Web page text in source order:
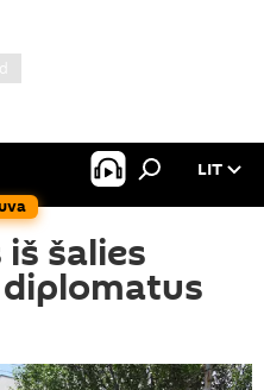
LIT
šalies